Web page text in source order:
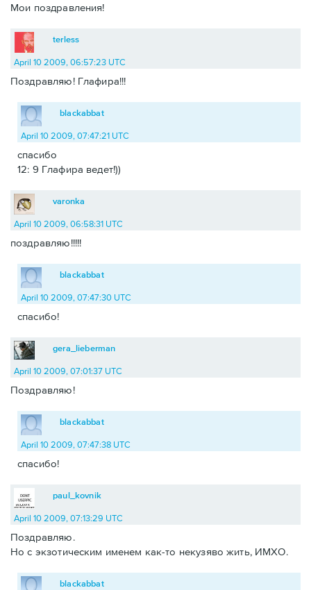
Мои поздравления!
terless
April 10 2009, 06:57:23 UTC
Поздравляю! Глафира!!!
blackabbat
April 10 2009, 07:47:21 UTC
спасибо
12: 9 Глафира ведет!))
varonka
April 10 2009, 06:58:31 UTC
поздравляю!!!!!
blackabbat
April 10 2009, 07:47:30 UTC
спасибо!
gera_lieberman
April 10 2009, 07:01:37 UTC
Поздравляю!
blackabbat
April 10 2009, 07:47:38 UTC
спасибо!
paul_kovnik
April 10 2009, 07:13:29 UTC
Поздравляю.
Но с экзотическим именем как-то некузяво жить, ИМХО.
blackabbat